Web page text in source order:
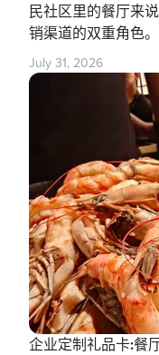
民社区里的餐厅来
销渠道的双重角色。
July 31, 2026
企业定制礼品卡:餐